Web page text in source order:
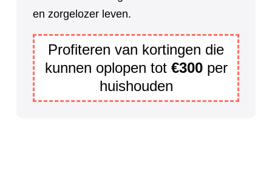
en zorgelozer leven.
Profiteren van kortingen die
kunnen oplopen tot €300 per
huishouden